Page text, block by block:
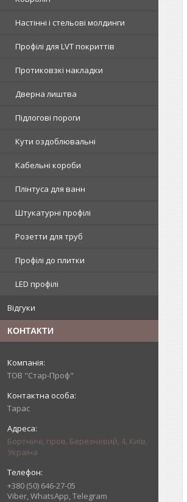
Настінні і стельові молдинги
Профілі для LVT покриттів
Протиковзкі накладки
Дверна лиштва
Підлогові пороги
Кути оздоблювальні
Кабельні короби
Плінтуса для ванн
Штукатурні профілі
Розетти для труб
Профілі до плитки
LED профілі
Відгуки
КОНТАКТИ
ТОВ "Стар-Проф"
Тарас
Бортничі, пров. Березневий, 4, Київ,
Україна
+380 (50) 646-27-05
Viber, WhatsApp, Telegram